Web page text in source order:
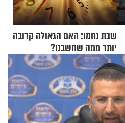
שבת נחמו: האם הגאולה קרובה
יותר ממה שחשבנו?